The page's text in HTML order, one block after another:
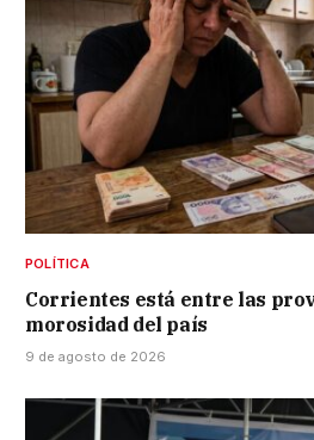
POLÍTICA
Corrientes está entre las
morosidad del país
9 de agosto de 2026